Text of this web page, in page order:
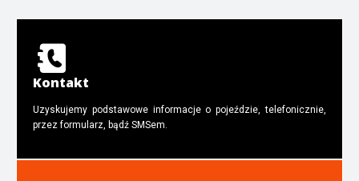
Kontakt
Uzyskujemy podstawowe informacje o pojeździe, telefonicznie,
przez formularz, bądź SMSem.